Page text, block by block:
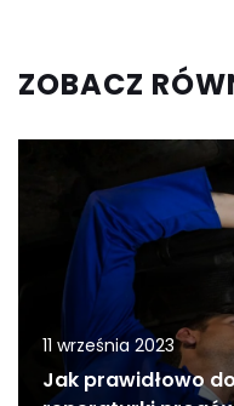
ZOBACZ
11 września 2023
Jak prawidłowo